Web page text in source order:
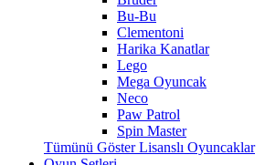
Bu-Bu
Clementoni
Harika Kanatlar
Lego
Mega Oyuncak
Neco
Paw Patrol
Spin Master
Tümünü Göster Lisanslı Oyuncaklar